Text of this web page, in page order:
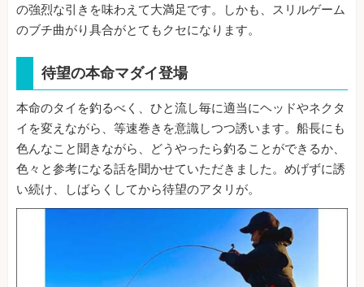
の強烈な引きを味わえて大満足です。しかも、スリルゲーム
のブチ曲がり具合がとてもクセになります。
待望の本命マダイ登場
本命のタイを釣るべく、ひと流し毎に適当にヘッドやネクタ
イを変えながら、等速巻きを意識しつつ誘います。船長にも
色んなこと聞きながら、どうやったら釣ることができるか、
色々と参考になる話を聞かせていただきました。めげずに誘
い続け、しばらくしてから待望のアタリが。